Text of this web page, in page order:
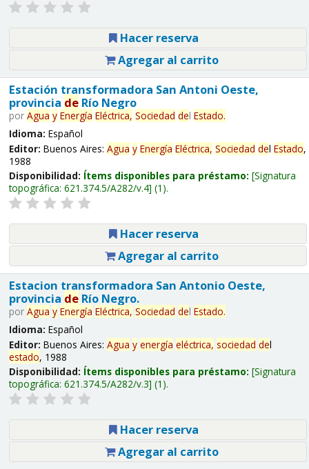
Hacer reserva
Agregar al carrito
Estación transformadora San Antoni Oeste,
provincia deRío Negro
por Agua y Energía Eléctrica, Sociedad del Estado.
Idioma: Español
Editor: Buenos Aires: Agua y Energía Eléctrica, Sociedad del Estado,
1988
Disponibilidad: Ítems disponibles para préstamo: Signatura
topográfica: 621.374.5/A282/v.4 (1).
Hacer reserva
Agregar al carrito
Estacion transformadora San Antonio Oeste,
provincia deRío Negro.
por Agua y Energía Eléctrica, Sociedad del Estado.
Idioma: Español
Editor: Buenos Aires: Agua y energía eléctrica, sociedad del
estado, 1988
Disponibilidad: Ítems disponibles para préstamo: Signatura
topográfica: 621.374.5/A282/v.3 (1).
Hacer reserva
Agregar al carrito